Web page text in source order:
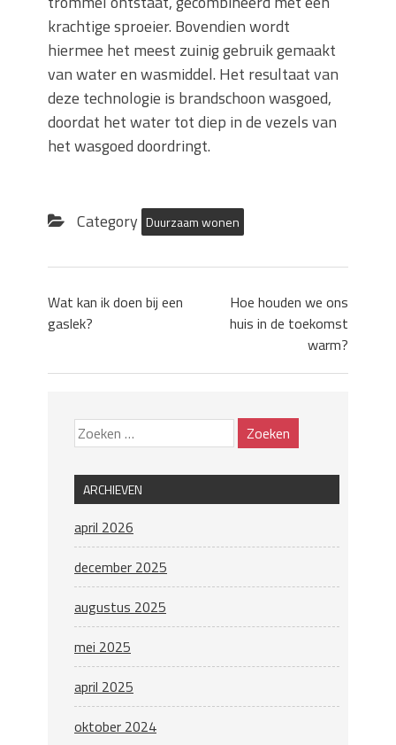
krachtige sproeier. Bovendien wordt
hiermee het meest zuinig gebruik gemaakt
van water en wasmiddel. Het resultaat van
deze technologie is brandschoon wasgoed,
doordat het water tot diep in de vezels van
het wasgoed doordringt.
Category Duurzaam wonen
Wat kan ik doen bij een
gaslek?
Hoe houden we ons
huis in de toekomst
warm?
ARCHIEVEN
april 2026
december 2025
augustus 2025
mei 2025
april 2025
oktober 2024